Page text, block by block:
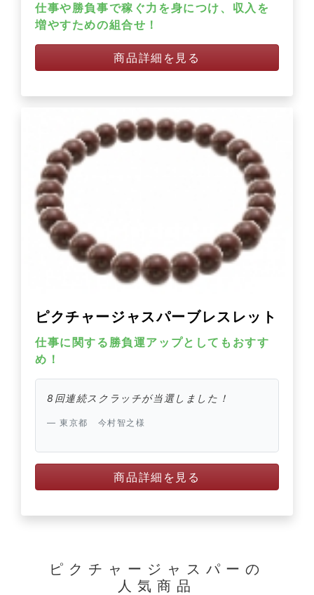
仕事や勝負事で稼ぐ力を身につけ、収入を
増やすための組合せ！
商品詳細を見る
ピクチャージャスパーブレスレット
仕事に関する勝負運アップとしてもおすす
め！
8回連続スクラッチが当選しました！
東京都 今村智之様
商品詳細を見る
ピクチャージャスパーの
人気商品